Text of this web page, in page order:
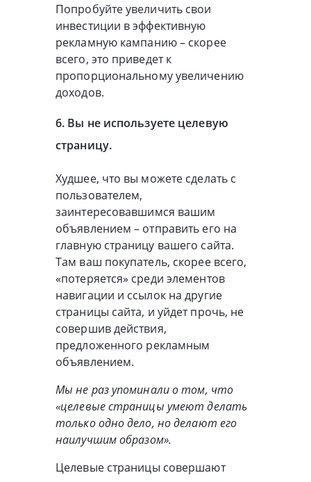
Попробуйте увеличить свои
инвестиции в эффективную
рекламную кампанию – скорее
всего, это приведет к
пропорциональному увеличению
доходов.
6. Вы не используете целевую
страницу.
Худшее, что вы можете сделать с
пользователем,
заинтересовавшимся вашим
объявлением – отправить его на
главную страницу вашего сайта.
Там ваш покупатель, скорее всего,
«потеряется» среди элементов
навигации и ссылок на другие
страницы сайта, и уйдет прочь, не
совершив действия,
предложенного рекламным
объявлением.
Мы не раз упоминали о том, что
«целевые страницы умеют делать
только одно дело, но делают его
наилучшим образом».
Целевые страницы совершают